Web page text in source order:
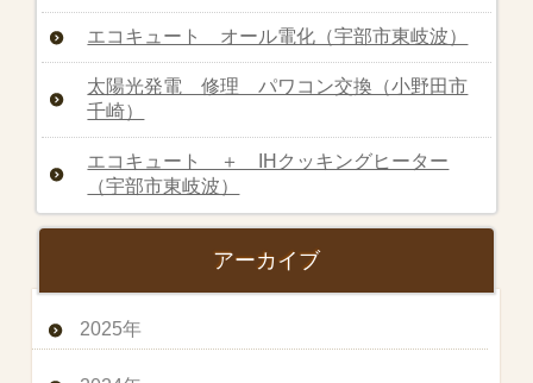
エコキュート オール電化（宇部市東岐波）
太陽光発電 修理 パワコン交換（小野田市
千崎）
エコキュート ＋ IHクッキングヒーター
（宇部市東岐波）
アーカイブ
2025年